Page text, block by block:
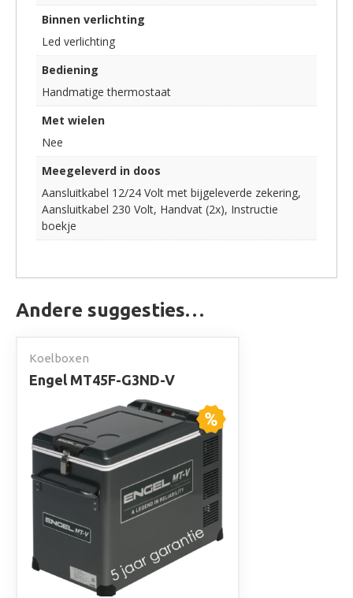
Binnen verlichting
Led verlichting
Bediening
Handmatige thermostaat
Met wielen
Nee
Meegeleverd in doos
Aansluitkabel 12/24 Volt met bijgeleverde zekering,
Aansluitkabel 230 Volt, Handvat (2x), Instructie
boekje
Andere suggesties…
Koelboxen
Engel MT45F-G3ND-V